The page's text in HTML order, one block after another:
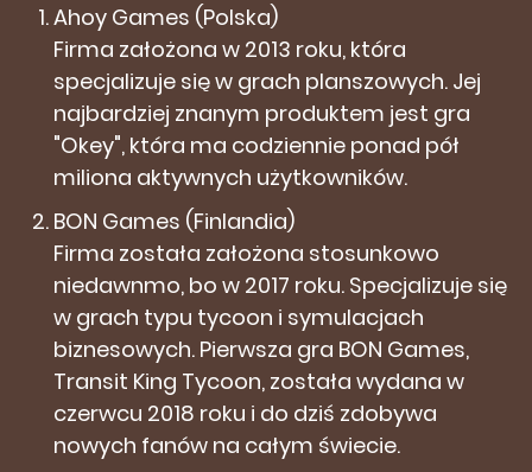
Ahoy Games (Polska)
Firma założona w 2013 roku, która
specjalizuje się w grach planszowych. Jej
najbardziej znanym produktem jest gra
"Okey", która ma codziennie ponad pół
miliona aktywnych użytkowników.
BON Games (Finlandia)
Firma została założona stosunkowo
niedawnmo, bo w 2017 roku. Specjalizuje się
w grach typu tycoon i symulacjach
biznesowych. Pierwsza gra BON Games,
Transit King Tycoon, została wydana w
czerwcu 2018 roku i do dziś zdobywa
nowych fanów na całym świecie.